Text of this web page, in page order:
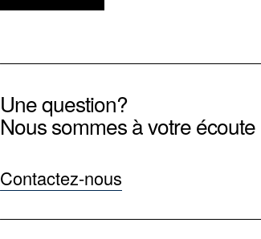
Une question?
Nous sommes à votre écoute
Contactez-nous